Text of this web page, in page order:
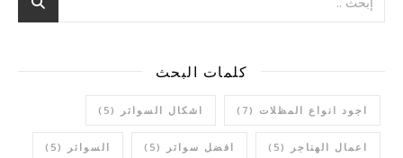
كلمات البحث
اجود انواع المظلات (7) اشكال السواتر (5)
اعمال الهناجر (5) افضل سواتر (5) السواتر (5)